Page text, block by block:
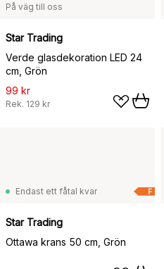
På väg till oss
Star Trading
Verde glasdekoration LED 24
cm, Grön
99 kr
Rek. 129 kr
F
Endast ett fåtal kvar
Star Trading
Ottawa krans 50 cm, Grön